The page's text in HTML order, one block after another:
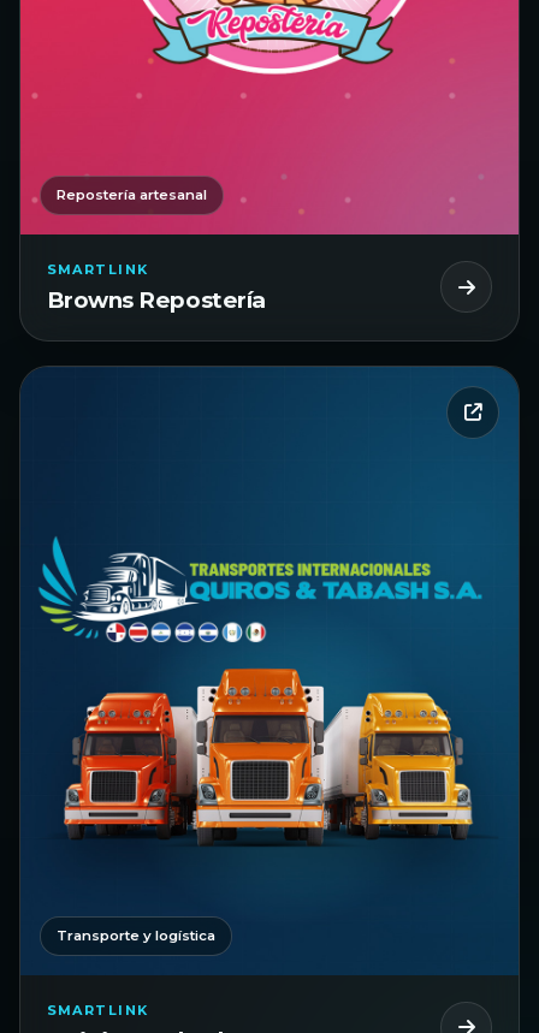
Repostería artesanal
SMARTLINK
Browns Repostería
Transporte y logística
SMARTLINK